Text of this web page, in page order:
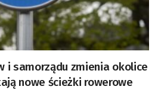
i samorządu zmienia okolice
nowe ścieżki rowerowe